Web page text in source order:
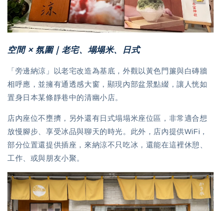
空間 × 氛圍｜老宅、塌塌米、日式
「旁邊納涼」以老宅改造為基底，外觀以黃色門簾與白磚牆
相呼應，並擁有通透感大窗，顯現內部盆景點綴，讓人恍如
置身日本某條靜巷中的清幽小店。
店內座位不壅擠，另外還有日式塌塌米座位區，非常適合想
放慢腳步、享受冰品與聊天的時光。此外，店內提供WiFi，
部分位置還提供插座，來納涼不只吃冰，還能在這裡休憩、
工作、或與朋友小聚。